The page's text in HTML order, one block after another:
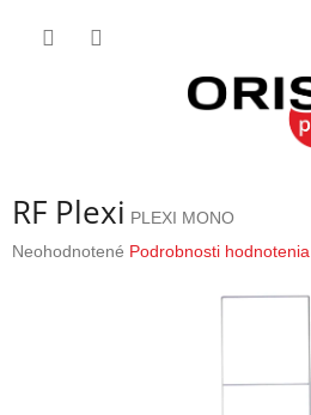
RF Plexi PLEXI MONO
Priemerné
Neohodnotené Podrobnosti hodnotenia